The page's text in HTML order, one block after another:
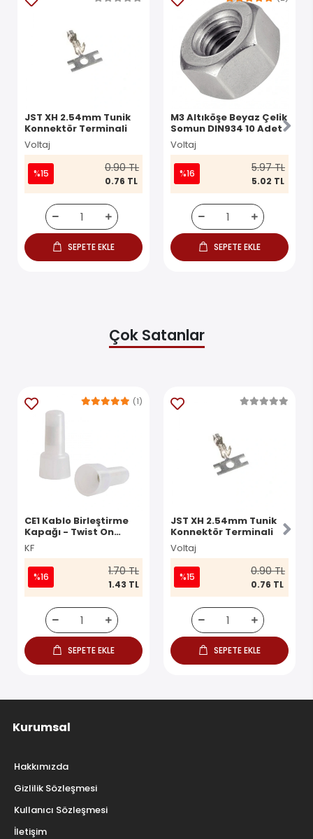
JST XH 2.54mm Tunik
Konnektör Terminali
Voltaj
%15 0.90 TL
0.76 TL
SEPETE EKLE
M3 Altıköşe Beyaz Çelik
Somun DIN934 10 Adet
Voltaj
%16 5.97 TL
5.02 TL
SEPETE EKLE
Çok Satanlar
CE1 Kablo Birleştirme
Kapağı - Twist On
Konnektör
KF
(1)
%16 1.70 TL
1.43 TL
SEPETE EKLE
JST XH 2.54mm Tunik
Konnektör Terminali
Voltaj
%15 0.90 TL
0.76 TL
SEPETE EKLE
Kurumsal
Hakkımızda
Gizlilik Sözleşmesi
Kullanıcı Sözleşmesi
İletişim